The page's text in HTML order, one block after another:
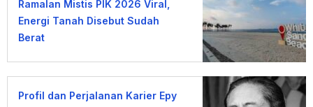
Ramalan Mistis PIK 2026 Viral,
Energi Tanah Disebut Sudah
Berat
Profil dan Perjalanan Karier Epy